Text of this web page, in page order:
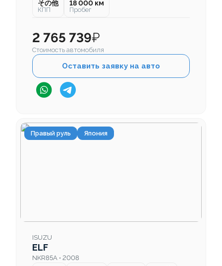
その他
КПП
18 000 км
Пробег
2 765 739₽
Стоимость автомобиля
Оставить заявку на авто
Правый руль Япония
ISUZU
ELF
NKR85A • 2008